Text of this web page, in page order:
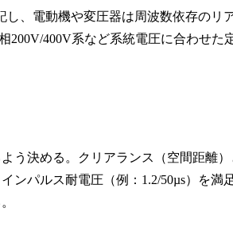
、電動機や変圧器は周波数依存のリ
200V/400V系など系統電圧に合わせた
う決める。クリアランス（空間距離
ンパルス耐電圧（例：1.2/50µs）を満